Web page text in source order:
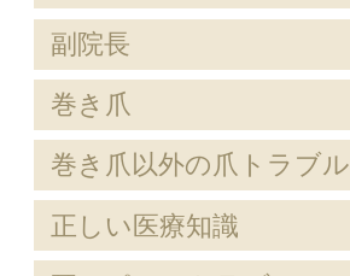
副院長
巻き爪
巻き爪以外の爪トラブル
正しい医療知識